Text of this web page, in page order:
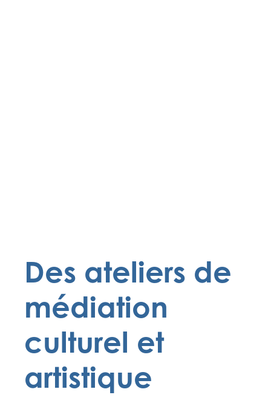
Des ateliers de
médiation
culturel et
artistique